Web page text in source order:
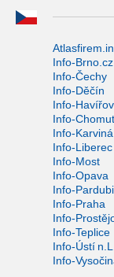
Info-Brno.cz
Info-Čechy
Info-Děčín
Info-Havířov
Info-
Info-Karviná
Info-Liberec
Info-Most
Info-Opava
Info-
Info-Praha
Info-
Info-Teplice
Info-Ústí n.L.
Info-